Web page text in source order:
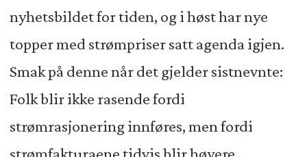
nyhetsbildet for tiden, og i høst har nye
topper med strømpriser satt agenda igjen.
Smak på denne når det gjelder sistnevnte:
Folk blir ikke rasende fordi
strømrasjonering innføres, men fordi
strømfakturaene tidvis blir høyere.